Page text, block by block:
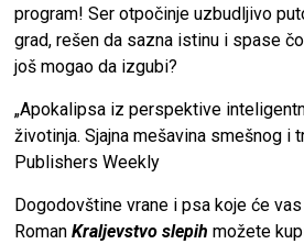
program! Ser otpočinje uzbudljivo
grad, rešen da sazna istinu i spase
još mogao da izgubi?
„Apokalipsa iz perspektive
životinja. Sjajna mešavina smešnog i
Publishers Weekly
Dogodovštine vrane i psa koje će
Roman Kraljevstvo slepih možete